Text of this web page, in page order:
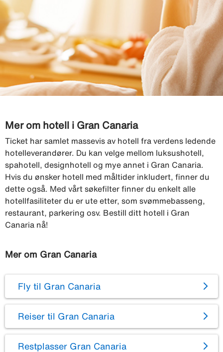
Mer om hotell i Gran Canaria
Ticket har samlet massevis av hotell fra verdens ledende
hotelleverandører. Du kan velge mellom luksushotell,
spahotell, designhotell og mye annet i Gran Canaria.
Hvis du ønsker hotell med måltider inkludert, finner du
dette også. Med vårt søkefilter finner du enkelt alle
hotellfasiliteter du er ute etter, som svømmebasseng,
restaurant, parkering osv. Bestill ditt hotell i Gran
Canaria nå!
Mer om Gran Canaria
Fly til Gran Canaria
Reiser til Gran Canaria
Restplasser Gran Canaria